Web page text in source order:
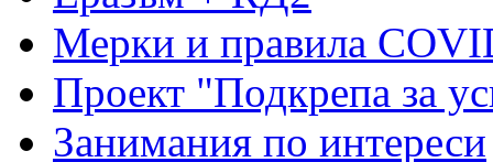
Мерки и правила
Проект "Подкрепа за
Занимания по интереси